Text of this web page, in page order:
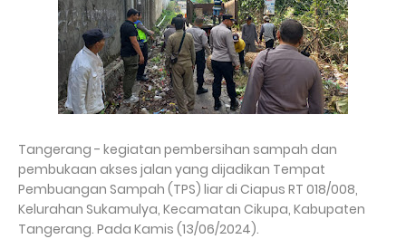
Tangerang - kegiatan pembersihan sampah dan
pembukaan akses jalan yang dijadikan Tempat
Pembuangan Sampah (TPS) liar di Ciapus RT 018/008,
Kelurahan Sukamulya, Kecamatan Cikupa, Kabupaten
Tangerang. Pada Kamis (13/06/2024).